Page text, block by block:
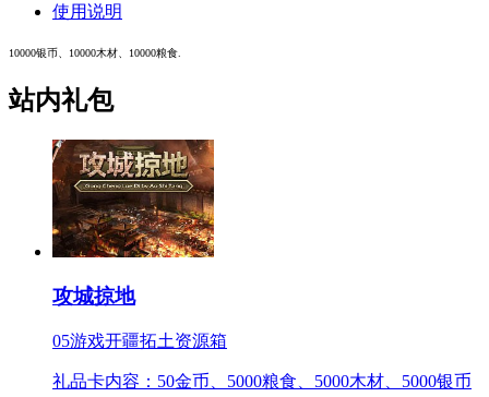
使用说明
10000银币、10000木材、10000粮食.
站内礼包
攻城掠地
05游戏开疆拓土资源箱
礼品卡内容：50金币、5000粮食、5000木材、5000银币